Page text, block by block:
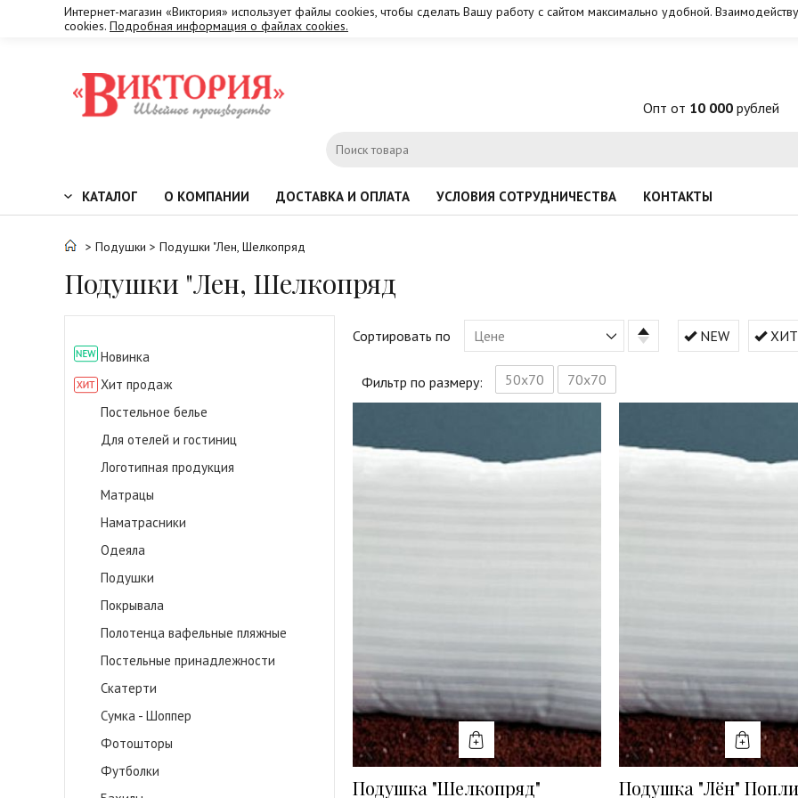
Интернет-магазин «Виктория» использует файлы cookies, чтобы сделать Вашу работу с сайтом максимально удобной.
cookies. Подробная информация о файлах cookies.
Опт от 10 000 рублей
КАТАЛОГ О КОМПАНИИ ДОСТАВКА И ОПЛАТА УСЛОВИЯ СОТРУДНИЧЕСТВА КОНТАКТЫ
> Подушки > Подушки "Лен, Шелкопряд
Подушки "Лен, Шелкопряд
Новинка
Хит продаж
Постельное белье
Для отелей и гостиниц
Логотипная продукция
Матрацы
Наматрасники
Одеяла
Подушки
Покрывала
Полотенца вафельные пляжные
Постельные принадлежности
Скатерти
Сумка - Шоппер
Фотошторы
Футболки
Сортировать по Цене NEW ХИТ
Фильтр по размеру: 50х70 70х70
КУПИТЬ
Подушка "Шелкопряд" Подушка "Лён"